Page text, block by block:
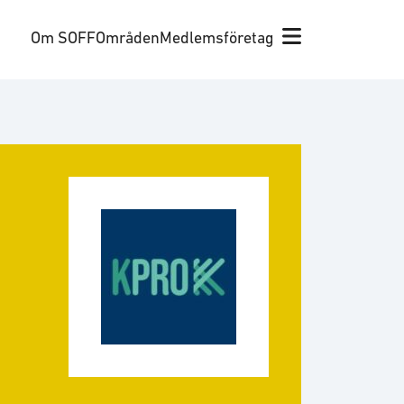
Om SOFFOmrådenMedlemsföretag